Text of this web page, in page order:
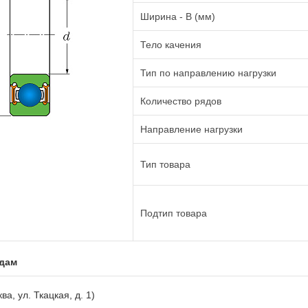
Ширина - B (мм)
Тело качения
Тип по направлению нагрузки
Количество рядов
Направление нагрузки
Тип товара
Подтип товара
ул. Ткацкая, д. 1)